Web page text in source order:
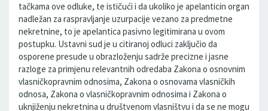
tačkama ove odluke, te ističući i da ukoliko je apelanticin organ
nadležan za raspravljanje uzurpacije vezano za predmetne
nekretnine, to je apelantica pasivno legitimirana u ovom
postupku. Ustavni sud je u citiranoj odluci zaključio da
osporene presude u obrazloženju sadrže precizne i jasne
razloge za primjenu relevantnih odredaba Zakona o osnovnim
vlasničkopravnim odnosima, Zakona o osnovama vlasničkih
odnosa, Zakona o vlasničkopravnim odnosima i Zakona o
uknjiženju nekretnina u društvenom vlasništvu i da se ne mogu